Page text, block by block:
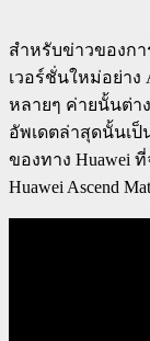
สำหรับข่าวของกา
เวอร์ชั่นใหม่อย่าง
หลายๆ ค่ายนั้นต่า
อัพเดตล่าสุดนั้นเป็
ของทาง Huawei
Huawei Ascend